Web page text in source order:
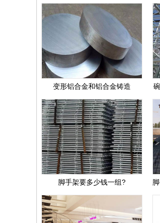
变形铝合金和铝合金铸造
脚手架要多少钱一组?